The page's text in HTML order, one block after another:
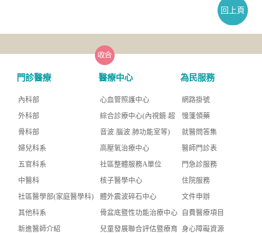
回上頁
門診醫療
內科部
外科部
骨科部
婦兒科系
五官科系
中醫科
社區醫學部(家庭醫學科)
其他科系
新進醫師介紹
醫療中心
心血管照護中心
綜合診療中心(內視鏡.超
音波.腦波.肺功能室等)
高壓氧治療中心
社區整體服務A單位
核子醫學中心
體外震波碎石中心
骨盆底暨性功能治療中心
兒童發展聯合評估暨療育
為民服務
網路掛號
慢箋領藥
就醫問答集
醫師門診表
門急診服務
住院服務
文件申辦
自費醫療項目
身心障礙資源